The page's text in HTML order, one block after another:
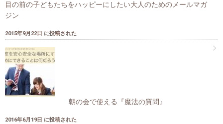
目の前の子どもたちをハッピーにしたい大人のためのメールマガ
ジン
2015年9月22日 に投稿された
朝の会で使える『魔法の質問』
2016年6月19日 に投稿された